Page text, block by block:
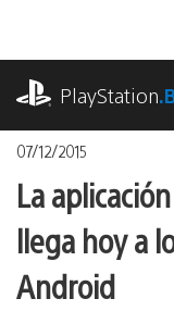
contenido
PlayStation
07/12/2015
La
llega hoy a
Android